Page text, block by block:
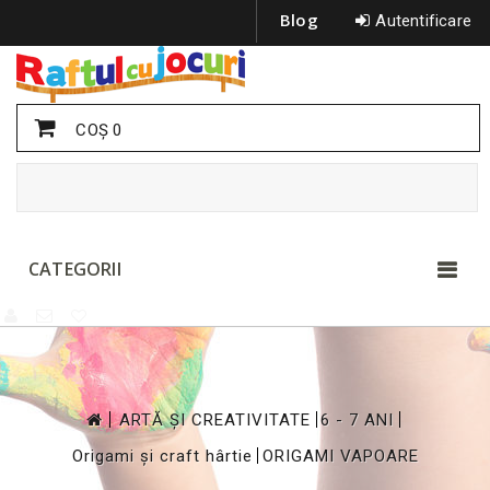
Autentificare
Blog
COŞ0
CATEGORII
>
ARTĂ ȘI CREATIVITATE
>
6 - 7 ANI
Origami și craft hârtie
ORIGAMI VAPOARE